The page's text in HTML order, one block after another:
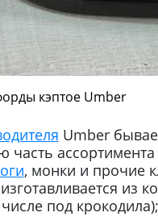
кэптое Umber
Umber
, монки и прочие
из
под